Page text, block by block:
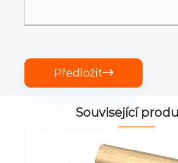
Předložit
Související